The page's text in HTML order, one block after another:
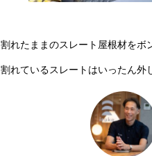
割れたままのスレート屋根材をボ
割れているスレートはいったん外